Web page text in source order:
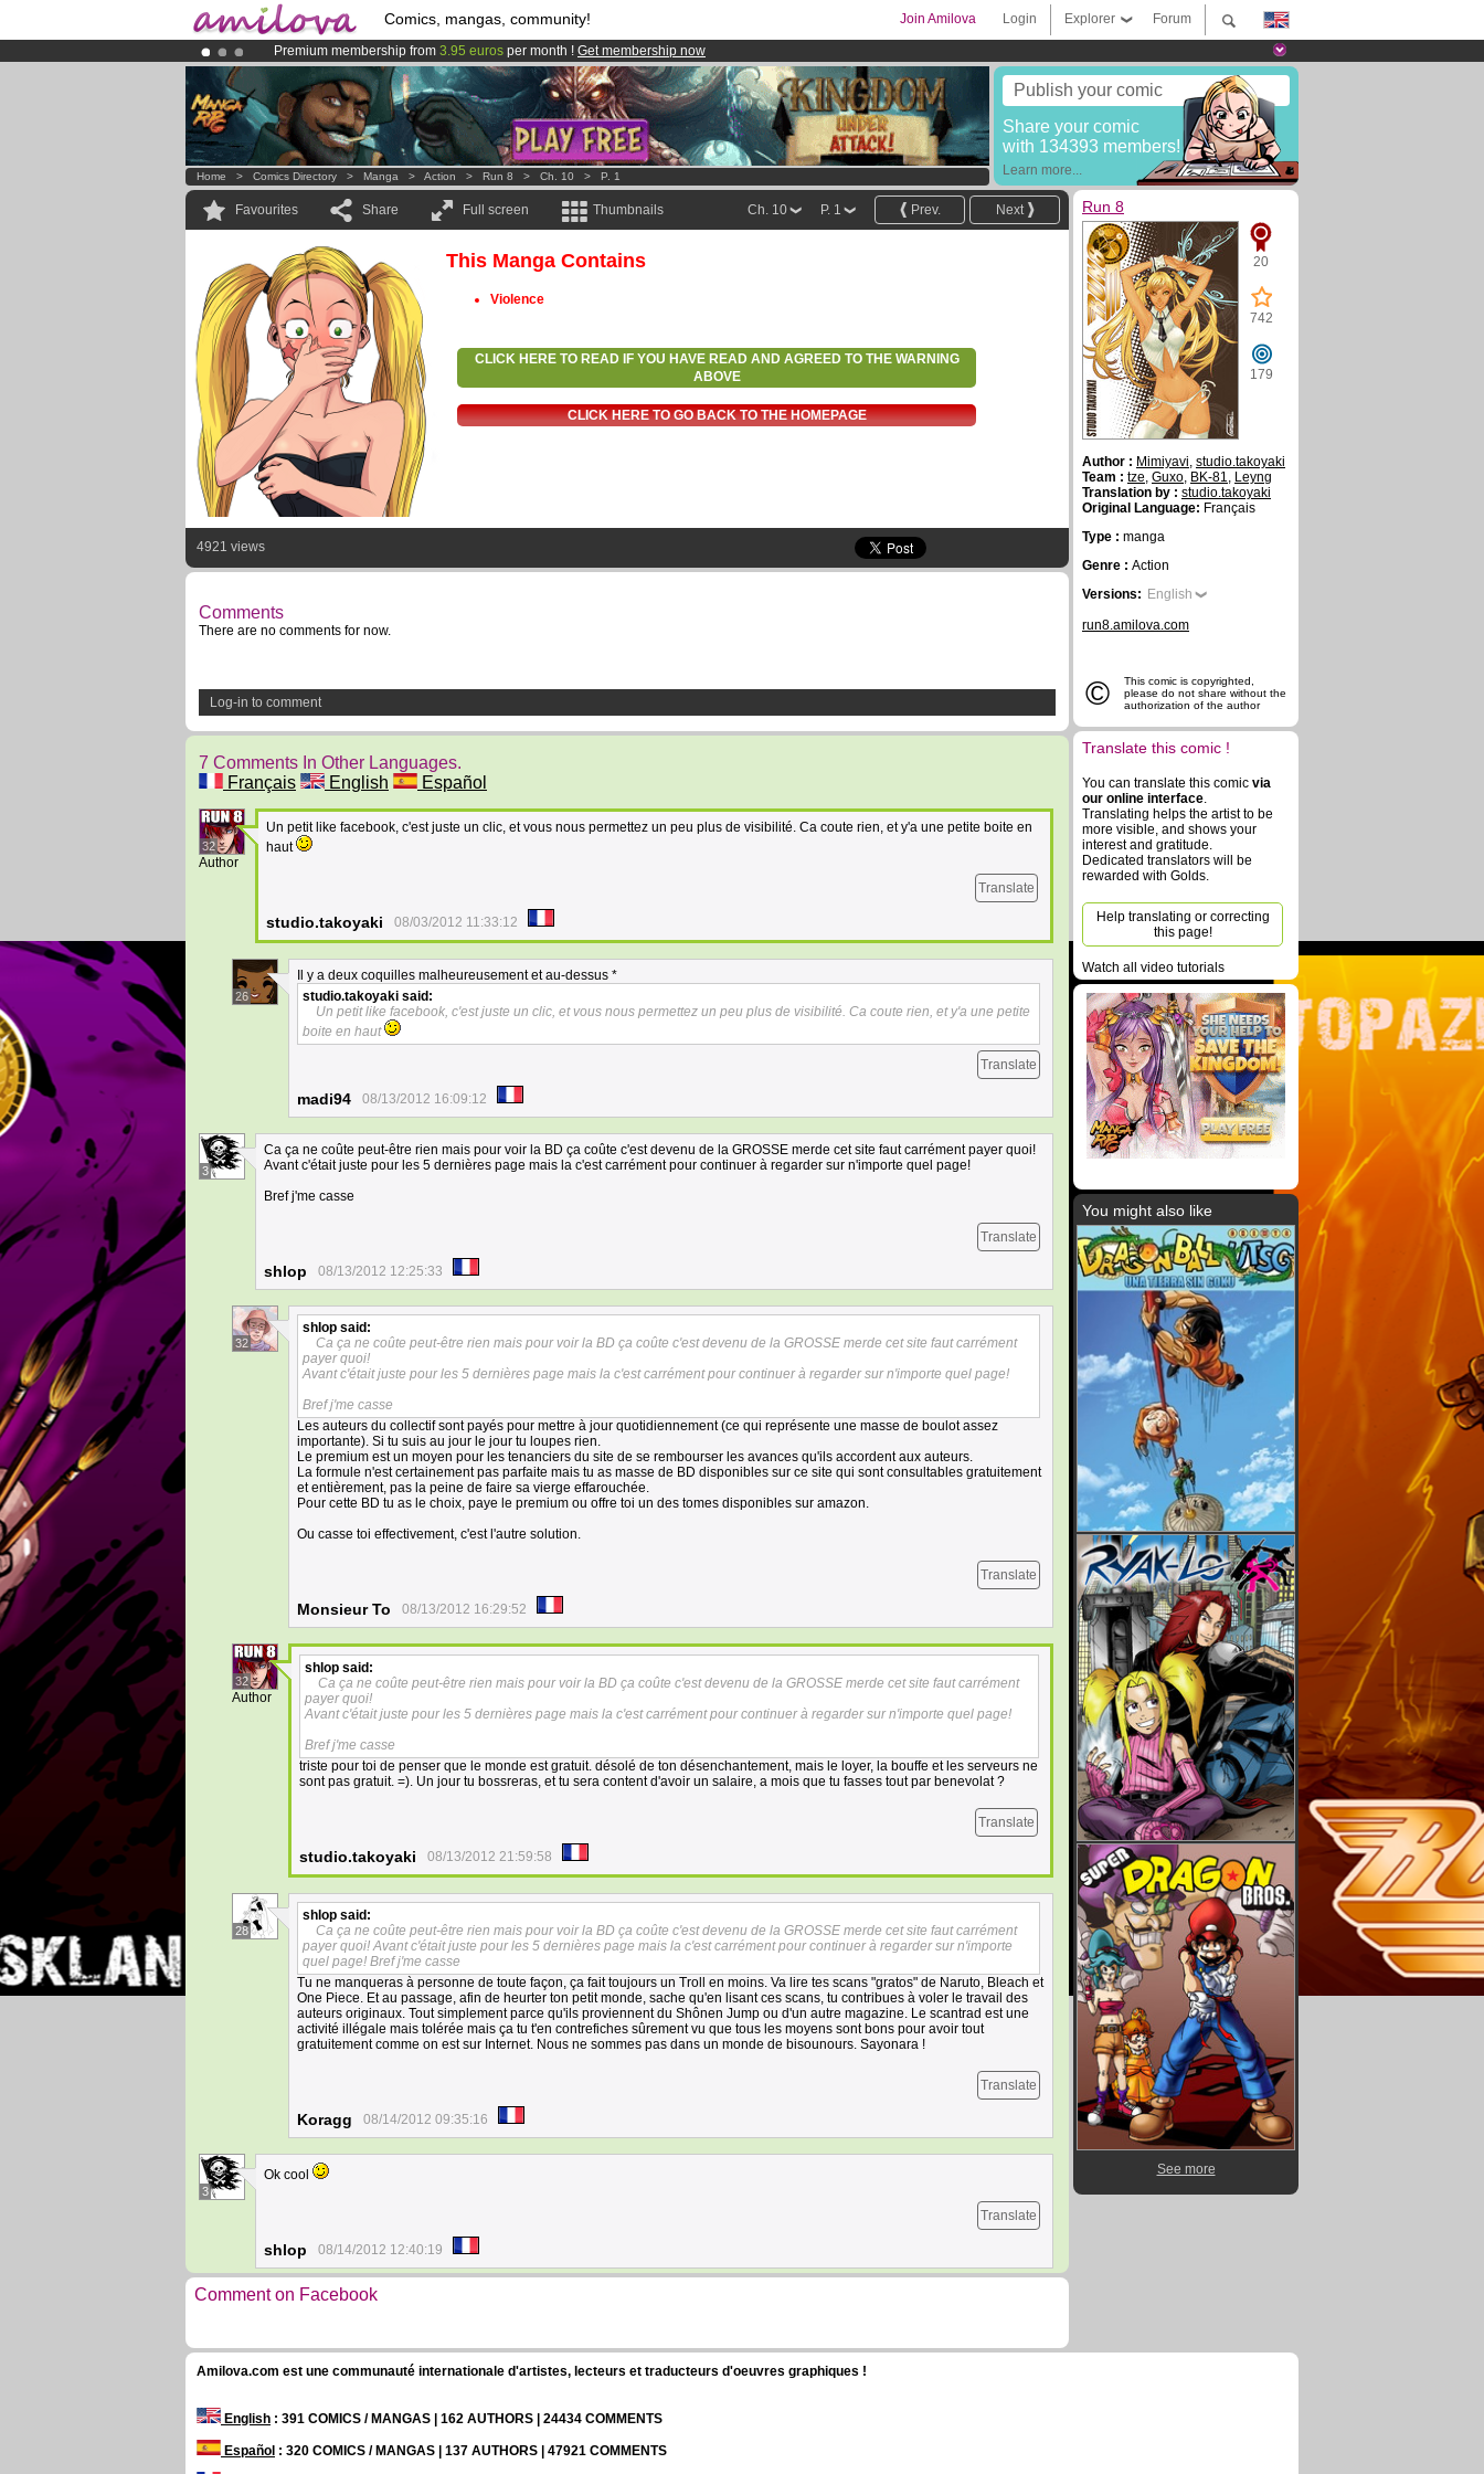
Comics, mangas, community! Forum
Explorer
Login
Join Amilova
Premium membership from 3.95 euros per month ! Get membership now
AmilovaKickstarter is now LIVE!.
Already 100000membersand 1000 comics & mangas!.
Publish your comic
Share your comic
with 134393 members!
Learn more...
Home > Comics Directory > Manga > Action > Run 8 > Ch. 10 > P. 1
Favourites Share Full screen Thumbnails Next
Prev.
P. 1
Ch. 10
This Manga Contains
Violence
CLICK HERE TO READ IF YOU HAVE READ AND AGREED TO THE WARNING
ABOVE
CLICK HERE TO GO BACK TO THE HOMEPAGE
4921 views
Comments
There are no comments for now.
Log-in to comment
7 Comments In Other Languages.
Français
English Español
32
Author
Un petit like facebook, c'est juste un clic, et vous nous permettez un peu plus de visibilité. Ca coute rien, et y'a une petite boite en
haut
Translate
studio.takoyaki 08/03/2012 11:33:12
26
Il y a deux coquilles malheureusement et au-dessus *
studio.takoyaki said:
Un petit like facebook, c'est juste un clic, et vous nous permettez un peu plus de visibilité. Ca coute rien, et y'a une petite
boite en haut
Translate
madi94 08/13/2012 16:09:12
3
Ca ça ne coûte peut-être rien mais pour voir la BD ça coûte c'est devenu de la GROSSE merde cet site faut carrément payer quoi!
Avant c'était juste pour les 5 dernières page mais la c'est carrément pour continuer à regarder sur n'importe quel page!
Bref j'me casse
Translate
shlop 08/13/2012 12:25:33
32
shlop said:
Ca ça ne coûte peut-être rien mais pour voir la BD ça coûte c'est devenu de la GROSSE merde cet site faut carrément
payer quoi!
Avant c'était juste pour les 5 dernières page mais la c'est carrément pour continuer à regarder sur n'importe quel page!
Bref j'me casse
Les auteurs du collectif sont payés pour mettre à jour quotidiennement (ce qui représente une masse de boulot assez
importante). Si tu suis au jour le jour tu loupes rien.
Le premium est un moyen pour les tenanciers du site de se rembourser les avances qu'ils accordent aux auteurs.
La formule n'est certainement pas parfaite mais tu as masse de BD disponibles sur ce site qui sont consultables gratuitement
et entièrement, pas la peine de faire sa vierge effarouchée.
Pour cette BD tu as le choix, paye le premium ou offre toi un des tomes disponibles sur amazon.
Ou casse toi effectivement, c'est l'autre solution.
Translate
Monsieur To 08/13/2012 16:29:52
32
Author
shlop said:
Ca ça ne coûte peut-être rien mais pour voir la BD ça coûte c'est devenu de la GROSSE merde cet site faut carrément
payer quoi!
Avant c'était juste pour les 5 dernières page mais la c'est carrément pour continuer à regarder sur n'importe quel page!
Bref j'me casse
triste pour toi de penser que le monde est gratuit. désolé de ton désenchantement, mais le loyer, la bouffe et les serveurs ne
sont pas gratuit. =). Un jour tu bossreras, et tu sera content d'avoir un salaire, a mois que tu fasses tout par benevolat ?
Translate
studio.takoyaki 08/13/2012 21:59:58
28
shlop said:
Ca ça ne coûte peut-être rien mais pour voir la BD ça coûte c'est devenu de la GROSSE merde cet site faut carrément
payer quoi! Avant c'était juste pour les 5 dernières page mais la c'est carrément pour continuer à regarder sur n'importe
quel page! Bref j'me casse
Tu ne manqueras à personne de toute façon, ça fait toujours un Troll en moins. Va lire tes scans "gratos" de Naruto, Bleach et
One Piece. Et au passage, afin de heurter ton petit monde, sache qu'en lisant ces scans, tu contribues à voler le travail des
auteurs originaux. Tout simplement parce qu'ils proviennent du Shônen Jump ou d'un autre magazine. Le scantrad est une
activité illégale mais tolérée mais ça tu t'en contrefiches sûrement vu que tous les moyens sont bons pour avoir tout
gratuitement comme on est sur Internet. Nous ne sommes pas dans un monde de bisounours. Sayonara !
Translate
Koragg 08/14/2012 09:35:16
3
Ok cool
Translate
shlop 08/14/2012 12:40:19
Comment on Facebook
Run 8
20
742
179
Author : Mimiyavi, studio.takoyaki
Team : tze, Guxo, BK-81, Leyng
Translation by : studio.takoyaki
Original Language: Français
Type : manga
Genre : Action
Versions: English
run8.amilova.com
©
This comic is copyrighted,
please do not share without the
authorization of the author
Translate this comic !
You can translate this comic via
our online interface.
Translating helps the artist to be
more visible, and shows your
interest and gratitude.
Dedicated translators will be
rewarded with Golds.
Help translating or correcting
this page!
Watch all video tutorials
You might also like
See more
Amilova.com est une communauté internationale d'artistes, lecteurs et traducteurs d'oeuvres graphiques !
English : 391 COMICS / MANGAS | 162 AUTHORS | 24434 COMMENTS
Español : 320 COMICS / MANGAS | 137 AUTHORS | 47921 COMMENTS